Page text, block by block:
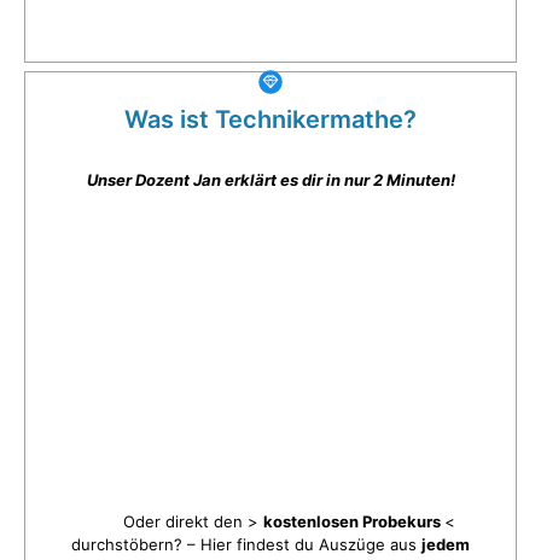
Was ist Technikermathe?
Unser Dozent Jan erklärt es dir in nur 2 Minuten!
Oder direkt den > kostenlosen Probekurs <
durchstöbern? – Hier findest du Auszüge aus jedem